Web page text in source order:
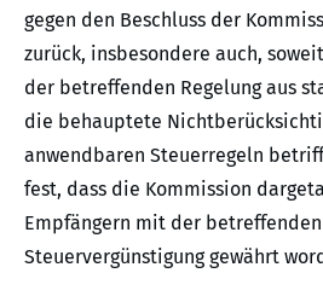
gegen den Beschluss der
zurück, insbesondere auch,
der betreffenden Regelung aus
die behauptete
anwendbaren Steuerregeln
fest, dass die Kommission
Empfängern mit der
Steuervergünstigung gewährt